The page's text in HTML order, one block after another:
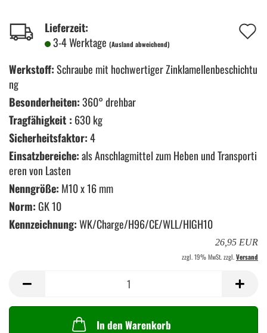
Lieferzeit:
3-4 Werktage (Ausland abweichend)
Werkstoff:Schraube mit hochwertiger Zinklamellenbeschichtu
ng
Besonderheiten:360° drehbar
Tragfähigkeit : 630 kg
Sicherheitsfaktor:4
Einsatzbereiche:als Anschlagmittel zum Heben und Transporti
eren von Lasten
Nenngröße: M10 x 16 mm
Norm:GK 10
Kennzeichnung:WK/Charge/H96/CE/WLL/HIGH10
26,95 EUR
zzgl. 19% MwSt. zzgl.Versand
In den Warenkorb